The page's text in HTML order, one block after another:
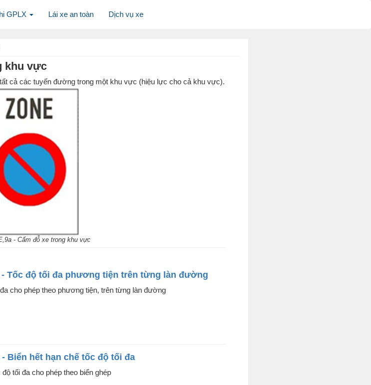
GPLX Lái xe an toàn Dịch vụ xe
khu vực
cả các tuyến đường trong một khu vực (hiệu lực cho cả khu vực).
- Cấm đỗ xe trong khu vực
- Tốc độ tối đa phương tiện trên từng làn đường
cho phép theo phương tiện, trên từng làn đường
- Biển hết hạn chế tốc độ tối đa
tối đa cho phép theo biển ghép